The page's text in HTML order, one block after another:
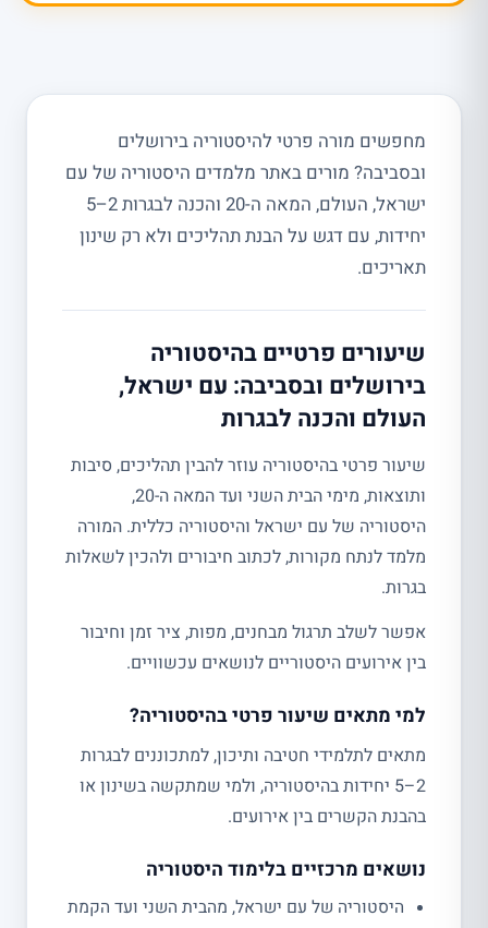
מחפשים מורה פרטי להיסטוריה בירושלים
ובסביבה? מורים באתר מלמדים היסטוריה של עם
ישראל, העולם, המאה ה-20 והכנה לבגרות 2–5
יחידות, עם דגש על הבנת תהליכים ולא רק שינון
תאריכים.
שיעורים פרטיים בהיסטוריה
בירושלים ובסביבה: עם ישראל,
העולם והכנה לבגרות
שיעור פרטי בהיסטוריה עוזר להבין תהליכים, סיבות
ותוצאות, מימי הבית השני ועד המאה ה-20,
היסטוריה של עם ישראל והיסטוריה כללית. המורה
מלמד לנתח מקורות, לכתוב חיבורים ולהכין לשאלות
בגרות.
אפשר לשלב תרגול מבחנים, מפות, ציר זמן וחיבור
בין אירועים היסטוריים לנושאים עכשוויים.
למי מתאים שיעור פרטי בהיסטוריה?
מתאים לתלמידי חטיבה ותיכון, למתכוננים לבגרות
2–5 יחידות בהיסטוריה, ולמי שמתקשה בשינון או
בהבנת הקשרים בין אירועים.
נושאים מרכזיים בלימוד היסטוריה
היסטוריה של עם ישראל, מהבית השני ועד הקמת